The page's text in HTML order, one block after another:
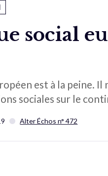
social
est à la peine.
sociales sur le
Alter Échos n° 472